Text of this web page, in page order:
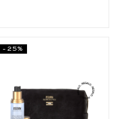
-25%